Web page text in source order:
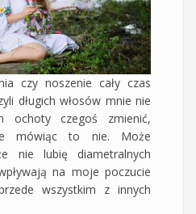
czy noszenie cały czas
długich włosów mnie nie
ochoty czegoś zmienić,
mówiąc to nie. Może
nie lubię diametralnych
na moje poczucie
wszystkim z innych